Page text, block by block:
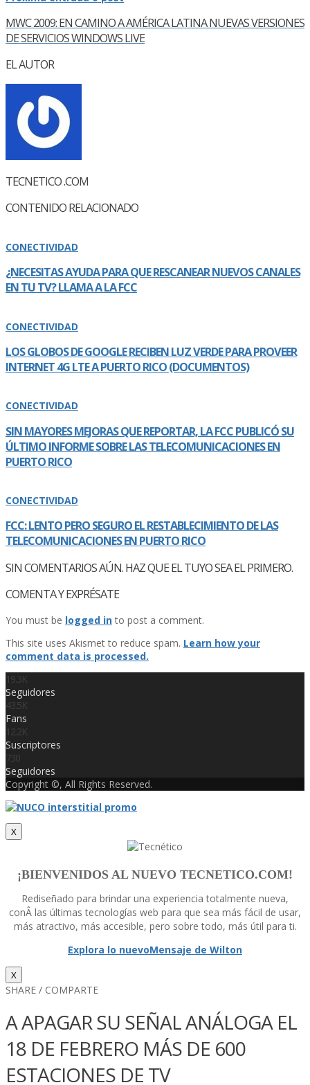
MWC 2009: EN CAMINO A AMÉRICA LATINA NUEVAS VERSIONES
DE SERVICIOS WINDOWS LIVE
EL AUTOR
TECNETICO .COM
CONTENIDO RELACIONADO
CONECTIVIDAD
¿NECESITAS AYUDA PARA QUE RESCANEAR NUEVOS CANALES
EN TU TV? LLAMA A LA FCC
CONECTIVIDAD
LOS GLOBOS DE GOOGLE RECIBEN LUZ VERDE PARA PROVEER
INTERNET 4G LTE A PUERTO RICO (DOCUMENTOS)
CONECTIVIDAD
SIN MAYORES MEJORAS QUE REPORTAR, LA FCC PUBLICÓ SU
ÚLTIMO INFORME SOBRE LAS TELECOMUNICACIONES EN
PUERTO RICO
CONECTIVIDAD
FCC: LENTO PERO SEGURO EL RESTABLECIMIENTO DE LAS
TELECOMUNICACIONES EN PUERTO RICO
SIN COMENTARIOS AÚN. HAZ QUE EL TUYO SEA EL PRIMERO.
COMENTA Y EXPRÉSATE
You must be logged into post a comment.
This site uses Akismet to reduce spam. Learn how your
comment data is processed.
19.3K
Seguidores
43.5K
Fans
12.2K
Suscriptores
730
Seguidores
Copyright ©, All Rights Reserved.
X
¡BIENVENIDOS AL NUEVO TECNETICO.COM!
Rediseñado para brindar una experiencia totalmente nueva,
conÂ las últimas tecnologí­as web para que sea más fácil de usar,
más atractivo, más accesible, pero sobre todo, más útil para ti.
Explora lo nuevoMensaje de Wilton
X
SHARE / COMPARTE
A APAGAR SU SEÑAL ANÁLOGA EL
18 DE FEBRERO MÁS DE 600
ESTACIONES DE TV